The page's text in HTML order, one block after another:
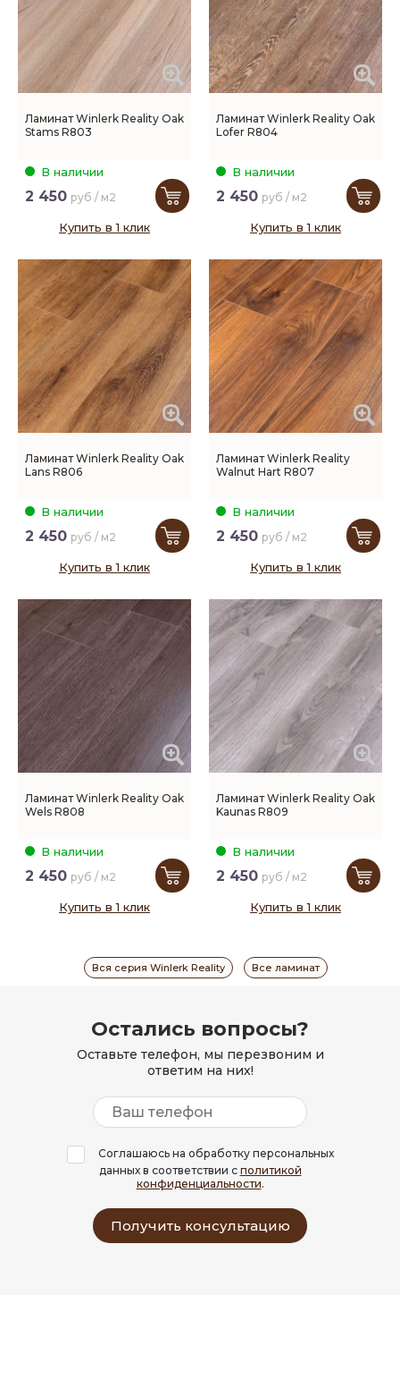
Ламинат Winlerk Reality Oak
Stams R803
В наличии
2 450 руб / м2
Купить в 1 клик
Ламинат Winlerk Reality Oak
Lofer R804
В наличии
2 450 руб / м2
Купить в 1 клик
Ламинат Winlerk Reality Oak
Lans R806
В наличии
2 450 руб / м2
Купить в 1 клик
Ламинат Winlerk Reality
Walnut Hart R807
В наличии
2 450 руб / м2
Купить в 1 клик
Ламинат Winlerk Reality Oak
Wels R808
В наличии
2 450 руб / м2
Купить в 1 клик
Ламинат Winlerk Reality Oak
Kaunas R809
В наличии
2 450 руб / м2
Купить в 1 клик
Вся серия Winlerk Reality Все ламинат
Остались вопросы?
Оставьте телефон, мы перезвоним и
ответим на них!
Соглашаюсь на обработку персональных
данных в соответствии с политикой
конфиденциальности.
Получить консультацию